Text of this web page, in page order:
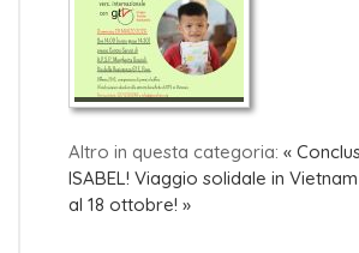
Altro in questa categoria: «
ISABEL! Viaggio solidale in
al 18 ottobre! »